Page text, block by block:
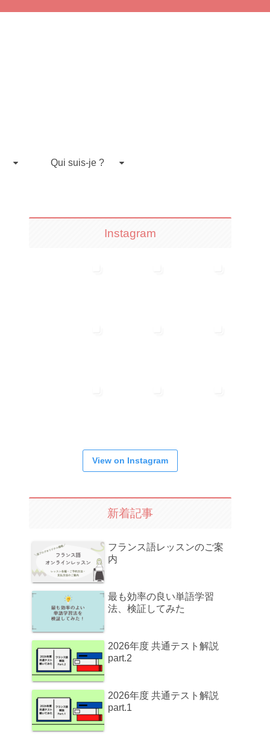
Qui suis-je ?
Instagram
View on Instagram
新着記事
フランス語レッスンのご案
内
最も効率の良い単語学習
法、検証してみた
2026年度 共通テスト解説
part.2
2026年度 共通テスト解説
part.1